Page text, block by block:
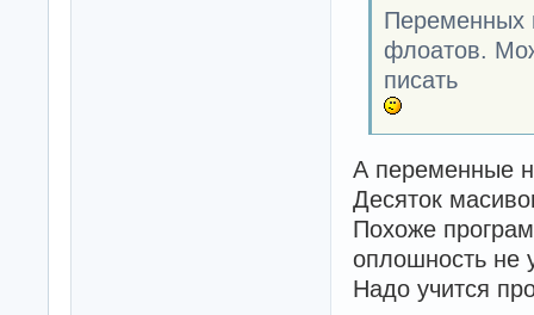
Переменных
флоатов.
писать
А переменные
Десяток
Похоже
оплошность не
Надо учится